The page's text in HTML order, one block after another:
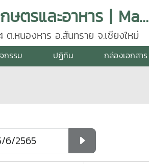
อุทยานวิทยาศาสตร์เทคโนโลยีเกษตรและอาหาร | Maejo Agro Food Park (MAP)
.หนองหาร อ.สันทราย จ.เชียงใหม่
กรรม ปฏิทิน กล่องเอกสาร